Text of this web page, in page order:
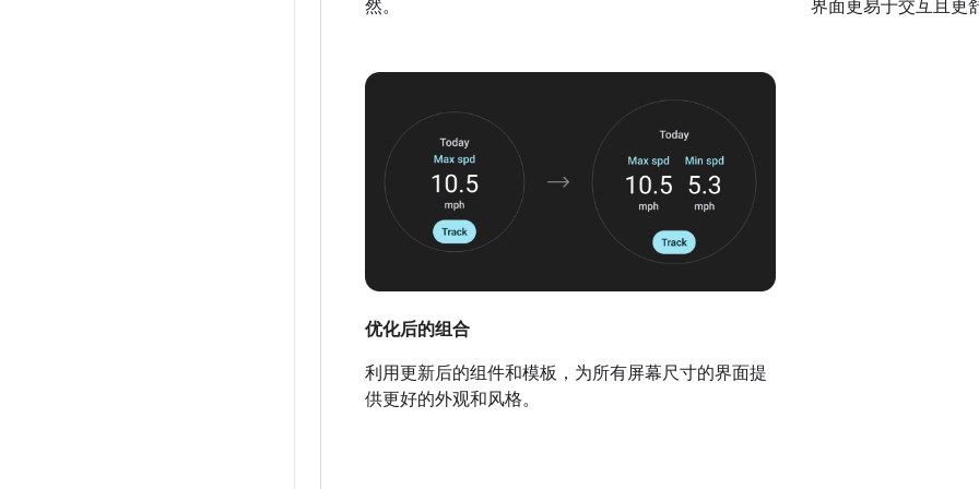
然。 界面更易于交互且更
优化后的组合
利用更新后的组件和模板，为所有屏幕尺寸的界面提
供更好的外观和风格。